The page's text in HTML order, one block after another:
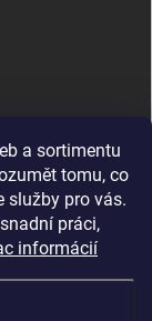
a sortimentu
tomu, co
služby pro vás.
práci,
informácií